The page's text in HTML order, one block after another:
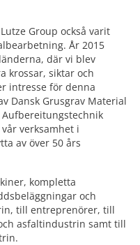
Group också varit
År 2015
där vi blev
krossar, siktar och
intresse för denna
Dansk Grusgrav Material
Aufbereitungstechnik
verksamhet i
av över 50 års
kompletta
och
till entreprenörer, till
asfaltindustrin samt till